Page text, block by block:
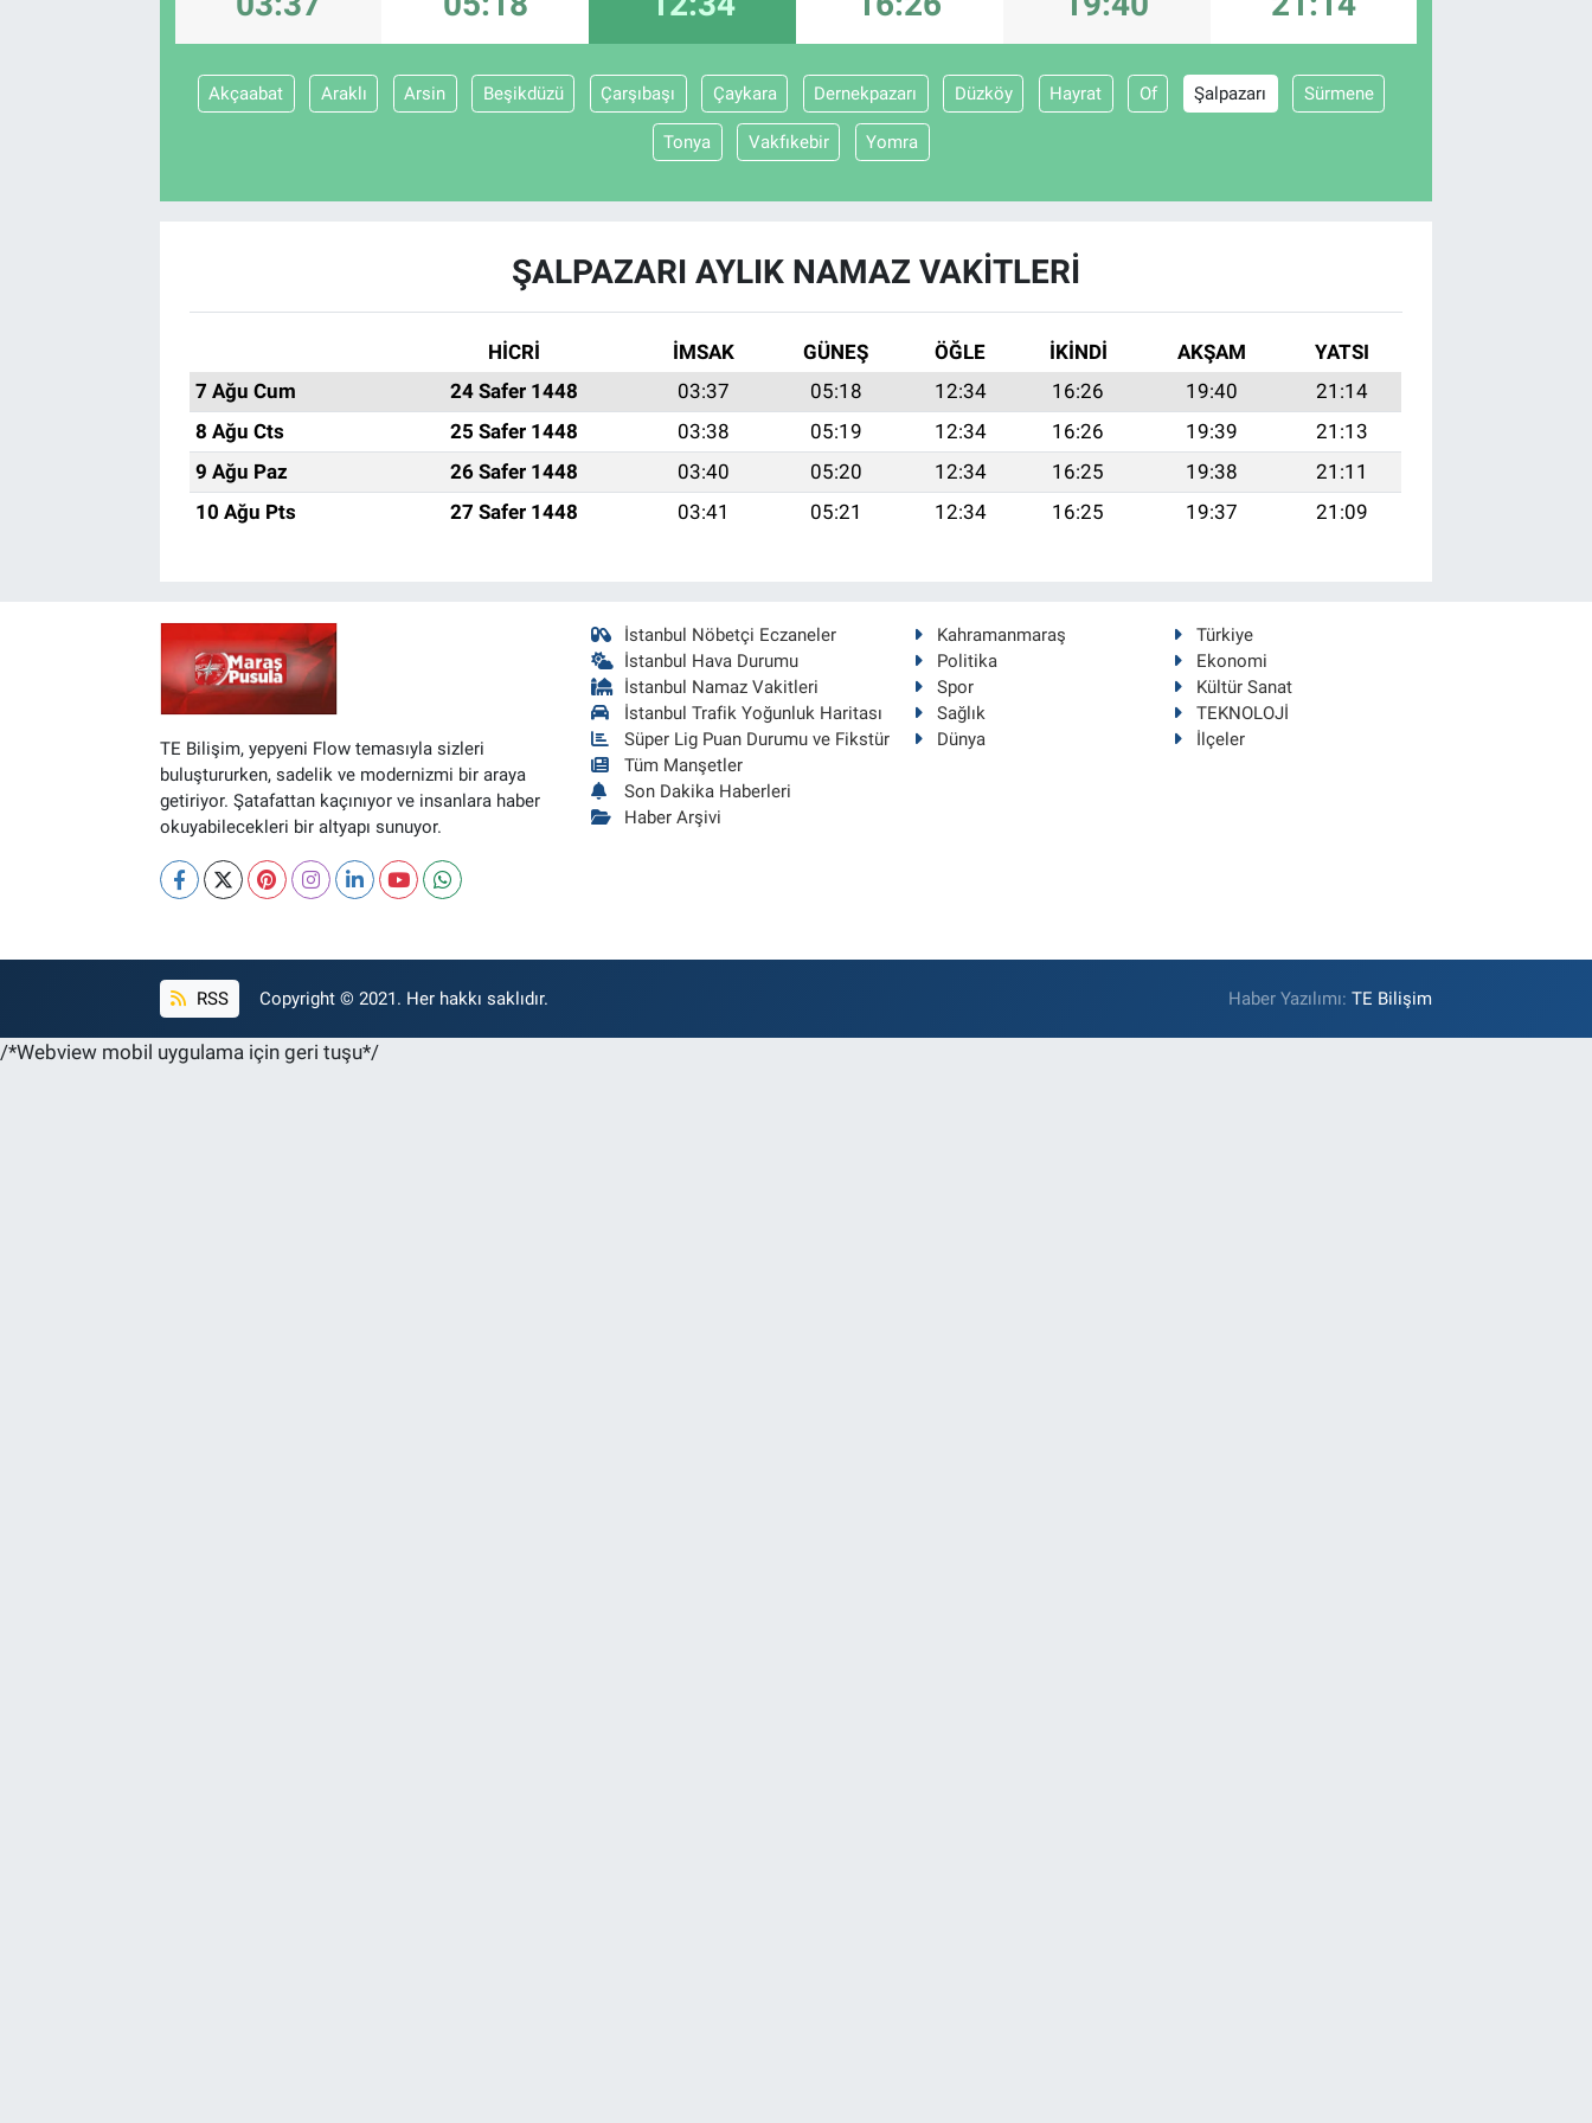
Akçaabat Araklı Arsin Beşikdüzü Çarşıbaşı Çaykara Dernekpazarı Düzköy Hayrat Of Şalpazarı Sürmene
Tonya Vakfıkebir Yomra
ŞALPAZARI AYLIK NAMAZ VAKITLERI
HİCRİ İMSAK GÜNEŞ ÖĞLE İKINDI AKŞAM
YATSI
7 Ağu Cum
24 Safer 1448 03:37 05:18 12:34 16:26 19:40
21:14
8 Ağu Cts
25 Safer 1448 03:38 05:19 12:34 16:26 19:39
21:13
9 Ağu Paz
26 Safer 1448 03:40 05:20 12:34 16:25 19:38
21:11
10 Ağu Pts
27 Safer 1448 03:41 05:21 12:34 16:25 19:37 21:09
TE Bilişim, yepyeni Flow temasıyla sizleri
buluştururken, sadelik ve modernizmi bir araya
getiriyor. Şatafattan kaçınıyor ve insanlara haber
okuyabilecekleri bir altyapı sunuyor.
İstanbul Nöbetçi Eczaneler
İstanbul Hava Durumu
İstanbul Namaz Vakitleri
İstanbul Trafik Yoğunluk Haritası
Süper Lig Puan Durumu ve Fikstür
Tüm Manşetler
Son Dakika Haberleri
Haber Arşivi
Kahramanmaraş
Türkiye
Politika
Ekonomi
Spor
Kültür Sanat
Sağlık
TEKNOLOJİ
Dünya
İlçeler
RSS Copyright © 2021. Her hakkı saklıdır. Haber Yazılımı:TE Bilişim
/*Webview mobil uygulama için geri tuşu*/
TEKNOLOJİ
HABERDE İNSAN